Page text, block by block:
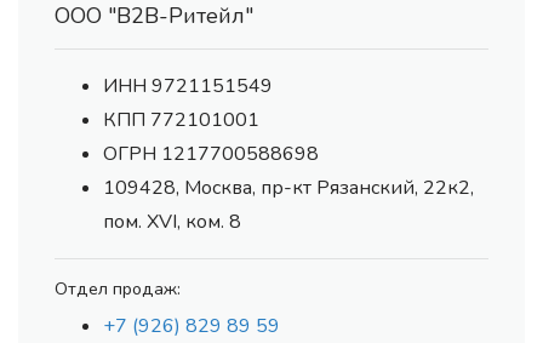
ООО "В2В-Ритейл"
ИНН 9721151549
КПП 772101001
ОГРН 1217700588698
109428, Москва, пр-кт Рязанский, 22к2,
пом. XVI, ком. 8
Отдел продаж:
+7 (926) 829 89 59